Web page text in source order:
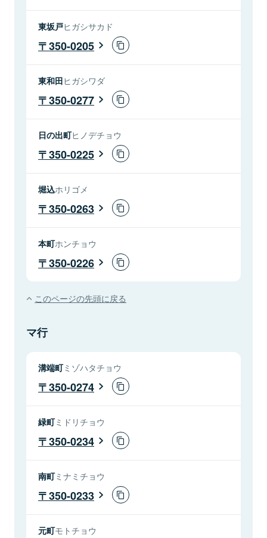
東坂戸ヒガシサカド
350-0205
東和田ヒガシワダ
350-0277
日の出町ヒノデチョウ
350-0225
堀込ホリゴメ
350-0263
本町ホンチョウ
350-0226
このページの先頭に戻る
マ行
溝端町ミゾハタチョウ
350-0274
緑町ミドリチョウ
350-0234
南町ミナミチョウ
350-0233
元町モトチョウ